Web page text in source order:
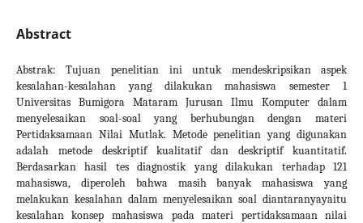
Abstract
Abstrak: Tujuan penelitian ini untuk mendeskripsikan aspek
kesalahan-kesalahan yang dilakukan mahasiswa semester 1
Universitas Bumigora Mataram Jurusan Ilmu Komputer dalam
menyelesaikan soal-soal yang berhubungan dengan materi
Pertidaksamaan Nilai Mutlak. Metode penelitian yang digunakan
adalah metode deskriptif kualitatif dan deskriptif kuantitatif.
Berdasarkan hasil tes diagnostik yang dilakukan terhadap 121
mahasiswa, diperoleh bahwa masih banyak mahasiswa yang
melakukan kesalahan dalam menyelesaikan soal diantaranyayaitu
kesalahan konsep mahasiswa pada materi pertidaksamaan nilai